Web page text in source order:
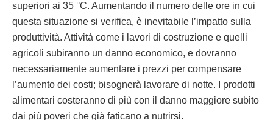
superiori ai 35 °C. Aumentando il numero delle ore in cui
questa situazione si verifica, è inevitabile l’impatto sulla
produttività. Attività come i lavori di costruzione e quelli
agricoli subiranno un danno economico, e dovranno
necessariamente aumentare i prezzi per compensare
l’aumento dei costi; bisognerà lavorare di notte. I prodotti
alimentari costeranno di più con il danno maggiore subito
dai più poveri che già faticano a nutrirsi.